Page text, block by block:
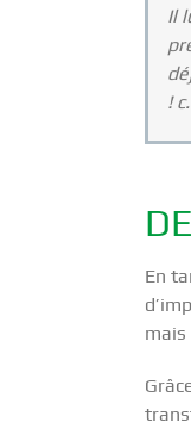
Il
!
En
mais